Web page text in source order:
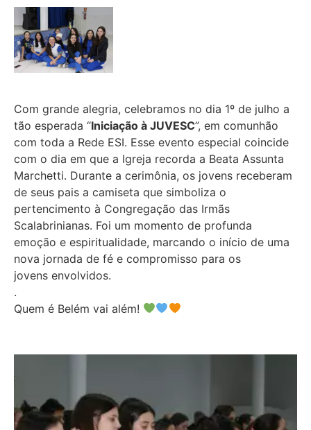
Com grande alegria, celebramos no dia 1º de julho a
tão esperada “Iniciação à JUVESC”, em comunhão
com toda a Rede ESI. Esse evento especial coincide
com o dia em que a Igreja recorda a Beata Assunta
Marchetti. Durante a cerimônia, os jovens receberam
de seus pais a camiseta que simboliza o
pertencimento à Congregação das Irmãs
Scalabrinianas. Foi um momento de profunda
emoção e espiritualidade, marcando o início de uma
nova jornada de fé e compromisso para os
jovens envolvidos.
.
Quem é Belém vai além!